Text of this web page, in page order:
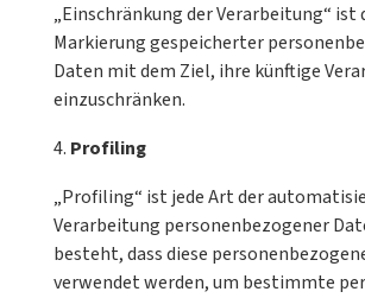
„Einschränkung der Verarbeitung“ ist
Markierung gespeicherter
Daten mit dem Ziel, ihre künftige
einzuschränken.
Profiling
„Profiling“ ist jede Art der
Verarbeitung personenbezogener
besteht, dass diese
verwendet werden, um bestimmte